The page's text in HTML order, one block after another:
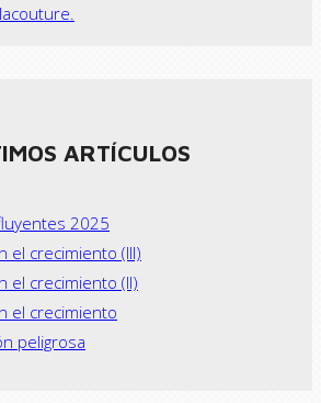
ARTÍCULOS
2025
el crecimiento (III)
el crecimiento (II)
el crecimiento
peligrosa